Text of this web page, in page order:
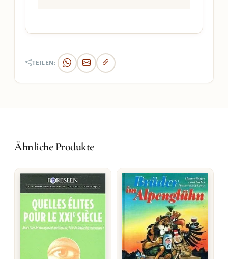
TEILEN:
Ähnliche Produkte